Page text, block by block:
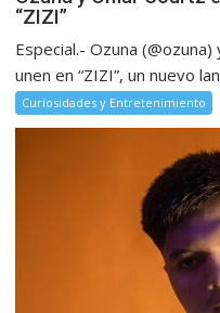
“ZIZI”
Especial.- Ozuna
unen en “ZIZI”, un nuevo
Curiosidades y Entretenimiento